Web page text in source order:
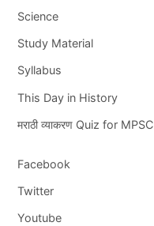
Science
Study Material
Syllabus
This Day in History
मराठी व्याकरण Quiz for MPSC
Facebook
Twitter
Youtube